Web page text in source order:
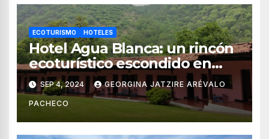
ECOTURISMO HOTELES
Hotel Agua Blanca: un rincón
ecoturístico escondido en
Michoacán
SEP 4, 2024 GEORGINA JATZIRE ARÉVALO
PACHECO